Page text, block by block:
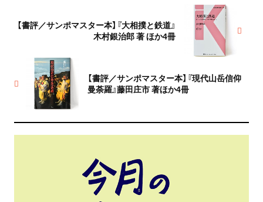
【書評／サンポマスター本】『現代山岳信仰
曼荼羅』藤田庄市 著ほか4冊
【書評／サンポマスター本】『大相撲と鉄道』
木村銀治郎 著 ほか4冊